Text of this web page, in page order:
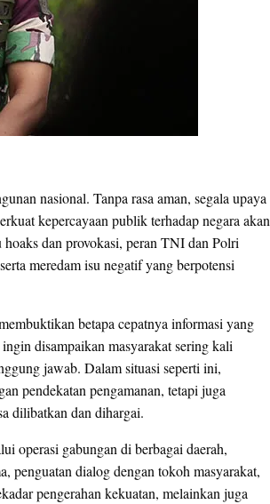
nasional. Tanpa rasa aman, segala upaya
kepercayaan publik terhadap negara akan
dan provokasi, peran TNI dan Polri
meredam isu negatif yang berpotensi
betapa cepatnya informasi yang
disampaikan masyarakat sering kali
jawab. Dalam situasi seperti ini,
pendekatan pengamanan, tetapi juga
dilibatkan dan dihargai.
operasi gabungan di berbagai daerah,
penguatan dialog dengan tokoh masyarakat,
pengerahan kekuatan, melainkan juga